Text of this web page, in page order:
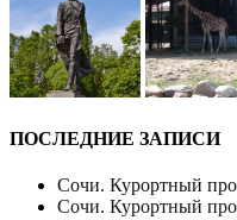
ПОСЛЕДНИЕ ЗАПИСИ
Сочи. Курортный
Сочи. Курортный